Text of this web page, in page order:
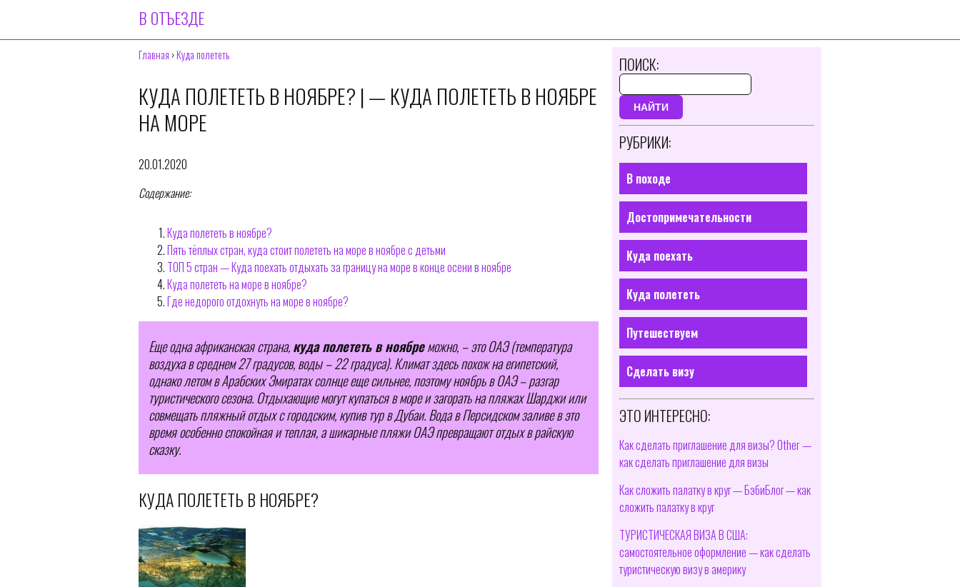
В ОТЪЕЗДЕ
Главная ›Куда полететь
КУДА ПОЛЕТЕТЬ В НОЯБРЕ? | — КУДА ПОЛЕТЕТЬ В НОЯБРЕ
НА МОРЕ
20.01.2020
Содержание:
Куда полететь в ноябре?
Пять тёплых стран, куда стоит полететь на море в ноябре с детьми
ТОП 5 стран — Куда поехать отдыхать за границу на море в конце осени в ноябре
Куда полететь на море в ноябре?
Где недорого отдохнуть на море в ноябре?
Еще одна африканская страна,куда полететь в ноябреможно, – это ОАЭ (температура
воздуха в среднем 27 градусов, воды – 22 градуса). Климат здесь похож на египетский,
однако летом в Арабских Эмиратах солнце еще сильнее, поэтому ноябрь в ОАЭ – разгар
туристического сезона. Отдыхающие могут купаться в море и загорать на пляжах Шарджи или
совмещать пляжный отдых с городским, купив тур в Дубаи. Вода в Персидском заливе в это
время особенно спокойная и теплая, а шикарные пляжи ОАЭ превращают отдых в райскую
сказку.
КУДА ПОЛЕТЕТЬ В НОЯБРЕ?
ПОИСК:
НАЙТИ
РУБРИКИ:
В походе
Достопримечательности
Куда поехать
Куда полететь
Путешествуем
Сделать визу
ЭТО ИНТЕРЕСНО:
Как сделать приглашение для визы? Other —
как сделать приглашение для визы
Как сложить палатку в круг — БэбиБлог — как
сложить палатку в круг
ТУРИСТИЧЕСКАЯ ВИЗА В США:
самостоятельное оформление — как сделать
туристическую визу в америку